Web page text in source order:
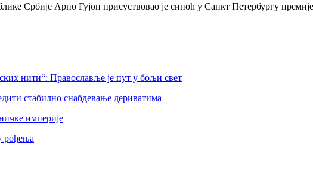
Србије Арно Гујон присуствовао је синоћ у Санкт Петербургу
нити“: Православље је пут у бољи свет
стабилно снабдевање дериватима
империје
рођења